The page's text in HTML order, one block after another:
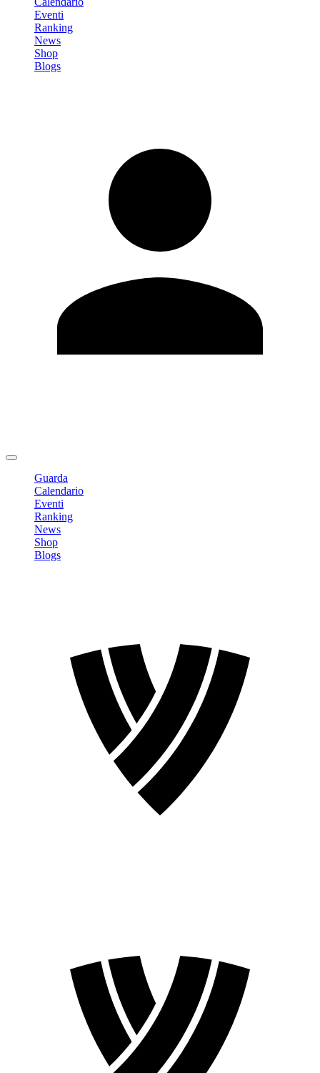
Eventi
Ranking
News
Shop
Blogs
Guarda
Calendario
Eventi
Ranking
News
Shop
Blogs